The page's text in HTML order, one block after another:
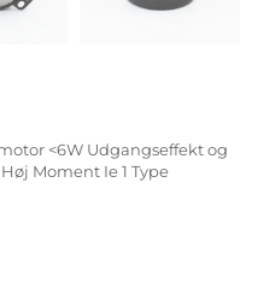
<6W Udgangseffekt og
Moment Ie 1 Type